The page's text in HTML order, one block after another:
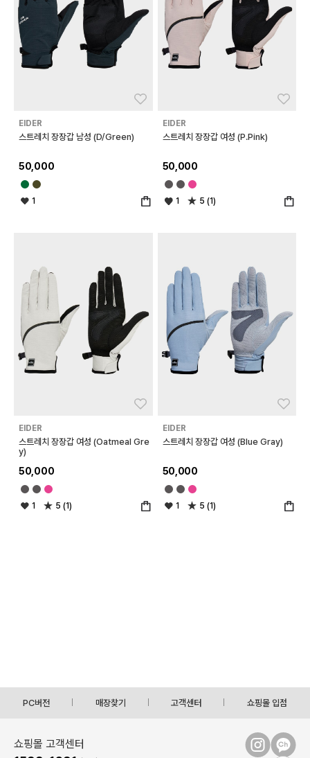
EIDER
스트레치 장장갑 남성 (D/Green)
50,000
1
EIDER
스트레치 장장갑 여성 (P.Pink)
50,000
1 5 (1)
EIDER
스트레치 장장갑 여성 (Oatmeal Gre
y)
50,000
1 5 (1)
EIDER
스트레치 장장갑 여성 (Blue Gray)
50,000
1 5 (1)
PC버전 매장찾기 고객센터 쇼핑몰 입점
쇼핑몰 고객센터